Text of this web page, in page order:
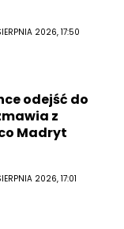
2026, 17:50
odejść do
z
Madryt
2026, 17:01